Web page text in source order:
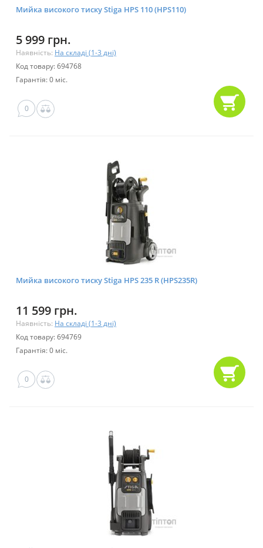
Мийка високого тиску Stiga HPS 110 (HPS110)
5 999 грн.
Наявність: На складі (1-3 дні)
Код товару: 694768
Гарантія: 0 міс.
0
Мийка високого тиску Stiga HPS 235 R (HPS235R)
11 599 грн.
Наявність: На складі (1-3 дні)
Код товару: 694769
Гарантія: 0 міс.
0